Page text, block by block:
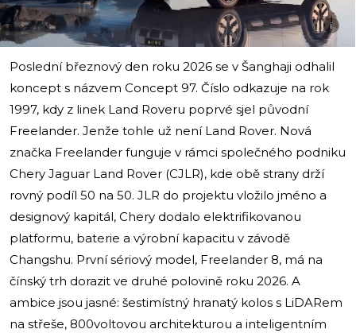
i
Poslední březnový den roku 2026 se v Šanghaji odhalil
koncept s názvem Concept 97. Číslo odkazuje na rok
1997, kdy z linek Land Roveru poprvé sjel původní
Freelander. Jenže tohle už není Land Rover. Nová
značka Freelander funguje v rámci společného podniku
Chery Jaguar Land Rover (CJLR), kde obě strany drží
rovný podíl 50 na 50. JLR do projektu vložilo jméno a
designový kapitál, Chery dodalo elektrifikovanou
platformu, baterie a výrobní kapacitu v závodě
Changshu. První sériový model, Freelander 8, má na
čínský trh dorazit ve druhé polovině roku 2026. A
ambice jsou jasné: šestimístný hranatý kolos s LiDARem
na střeše, 800voltovou architekturou a inteligentním